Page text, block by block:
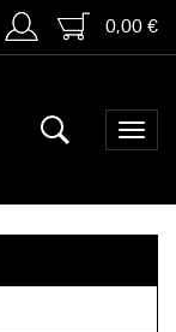
0,00 €